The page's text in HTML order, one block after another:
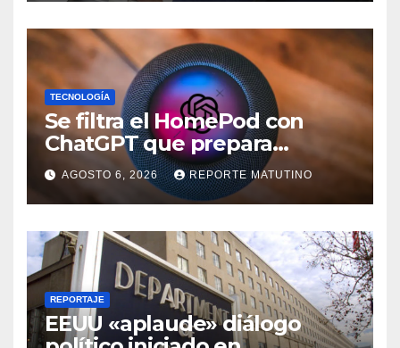
TECNOLOGÍA
Se filtra el HomePod con
ChatGPT que prepara
OpenAI y su diseño es una
locura
AGOSTO 6, 2026 REPORTE MATUTINO
REPORTAJE
EEUU «aplaude» diálogo